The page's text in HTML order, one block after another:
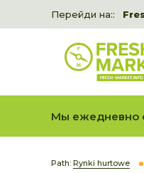
Перейди на::
Мы ежедневно
Path: Rynki hurtowe